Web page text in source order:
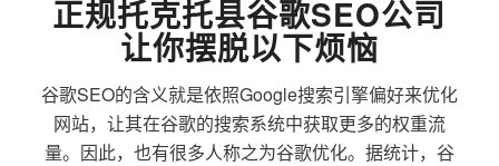
正规托克托县谷歌SEO公司
让你摆脱以下烦恼
谷歌SEO的含义就是依照Google搜索引擎偏好来优化
网站，让其在谷歌的搜索系统中获取更多的权重流
量。因此，也有很多人称之为谷歌优化。据统计，谷